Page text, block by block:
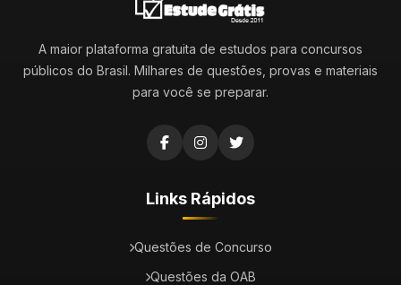
A maior plataforma gratuita de estudos para concursos
públicos do Brasil. Milhares de questões, provas e materiais
para você se preparar.
Links Rápidos
Questões de Concurso
Questões da OAB